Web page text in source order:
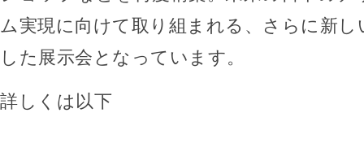
ム実現に向けて取り組まれる、さらに新
した展示会となっています。
詳しくは以下